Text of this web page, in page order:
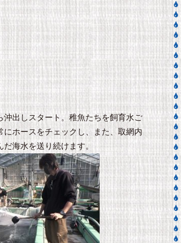
出しスタート。稚魚たちを飼育水ご
ホースをチェックし、また、取網内
海水を送り続けます。